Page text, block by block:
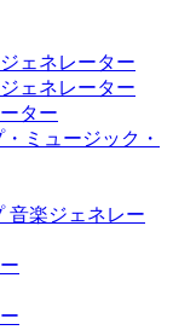
ェネレーター
ェネレーター
ター
ミュージック・
音楽ジェネレー